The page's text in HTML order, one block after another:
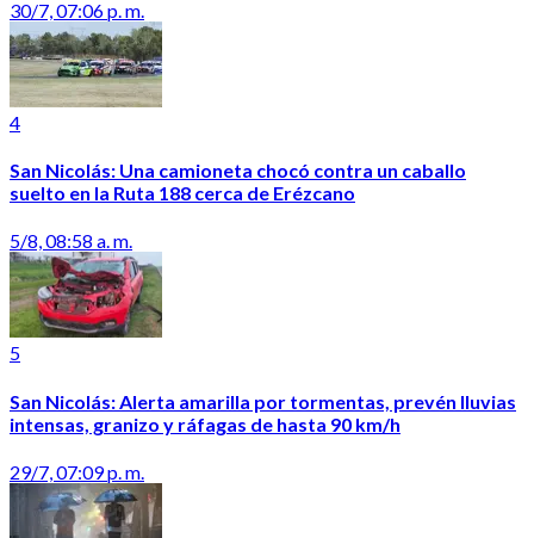
30/7, 07:06 p. m.
4
San Nicolás: Una camioneta chocó contra un caballo
suelto en la Ruta 188 cerca de Erézcano
5/8, 08:58 a. m.
5
San Nicolás: Alerta amarilla por tormentas, prevén lluvias
intensas, granizo y ráfagas de hasta 90 km/h
29/7, 07:09 p. m.